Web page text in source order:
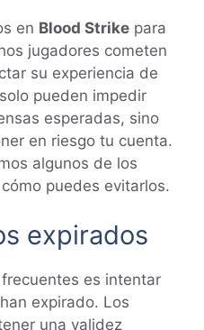
en Blood Strike para
jugadores cometen
su experiencia de
pueden impedir
esperadas, sino
en riesgo tu cuenta.
algunos de los
puedes evitarlos.
expirados
es intentar
expirado. Los
una validez